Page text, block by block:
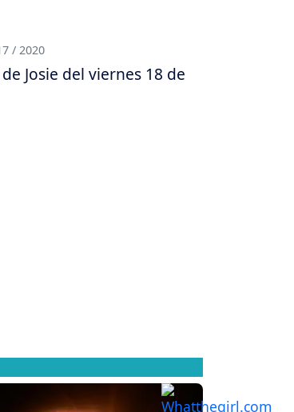
/ 2020
Josie del viernes 18 de